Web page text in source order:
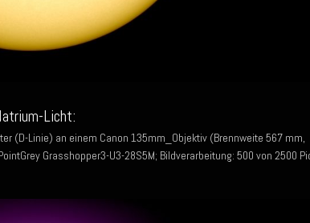
Licht:
(D-Linie) an einem Canon 135mm_Objektiv (Brennweite 567 mm,
Grasshopper3-U3-28S5M; Bildverarbeitung: 500 von 2500